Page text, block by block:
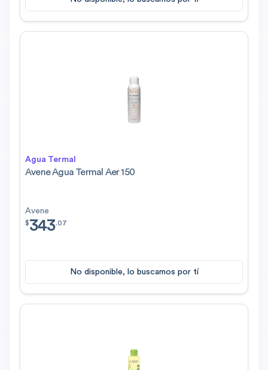
Agua Termal
Avene Agua Termal Aer 150
Avene
$343.07
$343.07
No disponible, lo buscamos por tí